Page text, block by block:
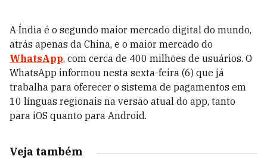
A Índia é o segundo maior mercado digital do mundo,
atrás apenas da China, e o maior mercado do
WhatsApp, com cerca de 400 milhões de usuários. O
WhatsApp informou nesta sexta-feira (6) que já
trabalha para oferecer o sistema de pagamentos em
10 línguas regionais na versão atual do app, tanto
para iOS quanto para Android.
Veja também